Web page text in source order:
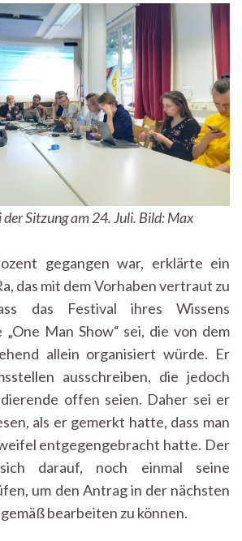
Sitzung am 24. Juli. Bild: Max
gegangen war, erklärte ein
das mit dem Vorhaben vertraut zu
das Festival ihres Wissens
Man Show“ sei, die von dem
allein organisiert würde. Er
ausschreiben, die jedoch
offen seien. Daher sei er
als er gemerkt hatte, dass man
entgegengebracht hatte. Der
darauf, noch einmal seine
um den Antrag in der nächsten
bearbeiten zu können.